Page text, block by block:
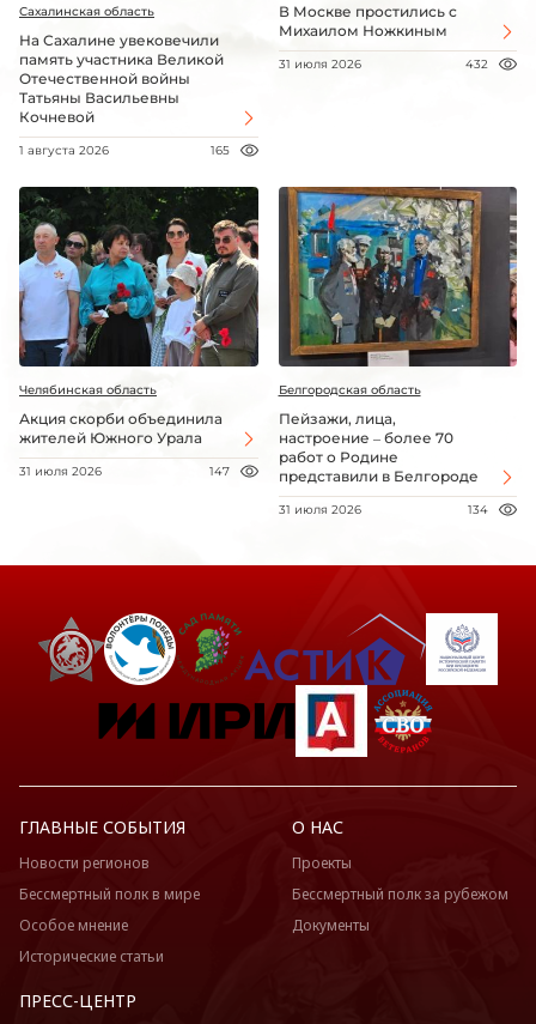
Сахалинская область
На Сахалине увековечили
память участника Великой
Отечественной войны
Татьяны Васильевны
Кочневой
1 августа 2026 165
В Москве простились с
Михаилом Ножкиным
31 июля 2026 432
Челябинская область
Акция скорби объединила
жителей Южного Урала
31 июля 2026 147
Белгородская область
Пейзажи, лица,
настроение – более 70
работ о Родине
представили в Белгороде
31 июля 2026 134
ГЛАВНЫЕ СОБЫТИЯ
Новости регионов
Бессмертный полк в мире
Особое мнение
Исторические статьи
О НАС
Проекты
Бессмертный полк за рубежом
Документы
ПРЕСС-ЦЕНТР